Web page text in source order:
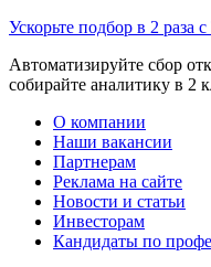
Ускорьте подбор в 2 раза
Автоматизируйте сбор
собирайте аналитику в 2
О компании
Наши вакансии
Партнерам
Реклама на сайте
Новости и статьи
Инвесторам
Кандидаты по